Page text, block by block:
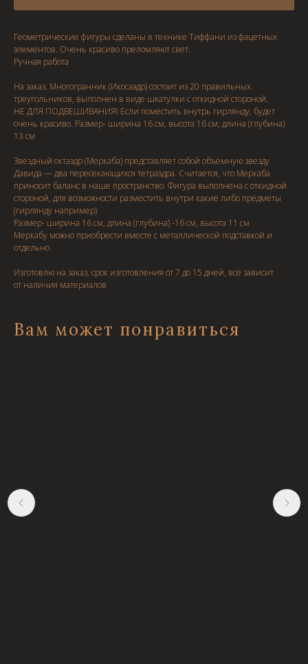
Геометрические фигуры сделаны в технике Тиффани из фацетных
элементов. Очень красиво преломляют свет.
Ручная работа
На заказ. Многогранник (Икосаэдр) состоит из 20 правильных
треугольников, выполнен в виде шкатулки с откидной стороной.
НЕ ДЛЯ ПОДВЕШИВАНИЯ! Если поместить внутрь гирлянду, будет
очень красиво. Размер- ширина 16 см, высота 16 см, длина (глубина)
13 см
Звездный октаэдр (Меркаба) представляет собой объемную звезду
Давида — два пересекающихся тетраэдра. Считается, что Меркаба
приносит баланс в наше пространство. Фигура выполнена с откидной
стороной, для возможности разместить внутри какие либо предметы
(гирлянду например)
Размер- ширина 16 см, длина (глубина) -16 см, высота 11 см
Меркабу можно приобрести вместе с металлической подставкой и
отдельно.
Изготовлю на заказ, срок изготовления от 7 до 15 дней, все зависит
от наличия материалов
Вам может понравиться